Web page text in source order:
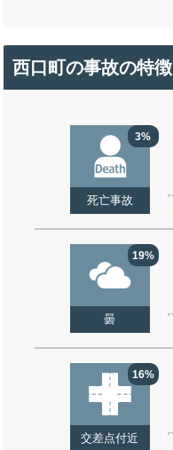
西口町の事故の特徴
3%
死亡事故
19%
曇
16%
交差点付近